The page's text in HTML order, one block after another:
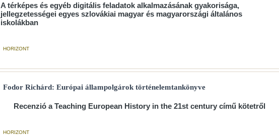
A térképes és egyéb digitális feladatok alkalmazásának gyakorisága,
jellegzetességei egyes szlovákiai magyar és magyarországi általános
iskolákban
HORIZONT
Fodor Richárd: Európai állampolgárok történelemtankönyve
Recenzió a Teaching European History in the 21st century című kötetről
HORIZONT